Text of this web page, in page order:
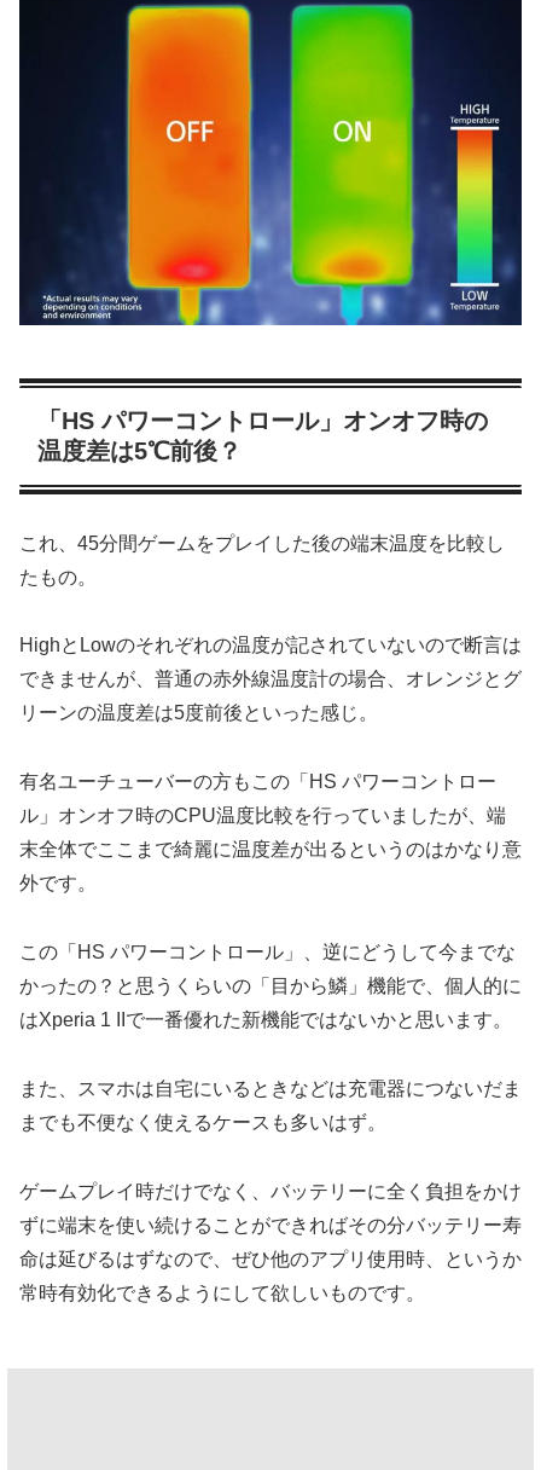
「HS パワーコントロール」オンオフ時の
温度差は5℃前後？
これ、45分間ゲームをプレイした後の端末温度を比較し
たもの。
HighとLowのそれぞれの温度が記されていないので断言は
できませんが、普通の赤外線温度計の場合、オレンジとグ
リーンの温度差は5度前後といった感じ。
有名ユーチューバーの方もこの「HS パワーコントロー
ル」オンオフ時のCPU温度比較を行っていましたが、端
末全体でここまで綺麗に温度差が出るというのはかなり意
外です。
この「HS パワーコントロール」、逆にどうして今までな
かったの？と思うくらいの「目から鱗」機能で、個人的に
はXperia 1 IIで一番優れた新機能ではないかと思います。
また、スマホは自宅にいるときなどは充電器につないだま
までも不便なく使えるケースも多いはず。
ゲームプレイ時だけでなく、バッテリーに全く負担をかけ
ずに端末を使い続けることができればその分バッテリー寿
命は延びるはずなので、ぜひ他のアプリ使用時、というか
常時有効化できるようにして欲しいものです。